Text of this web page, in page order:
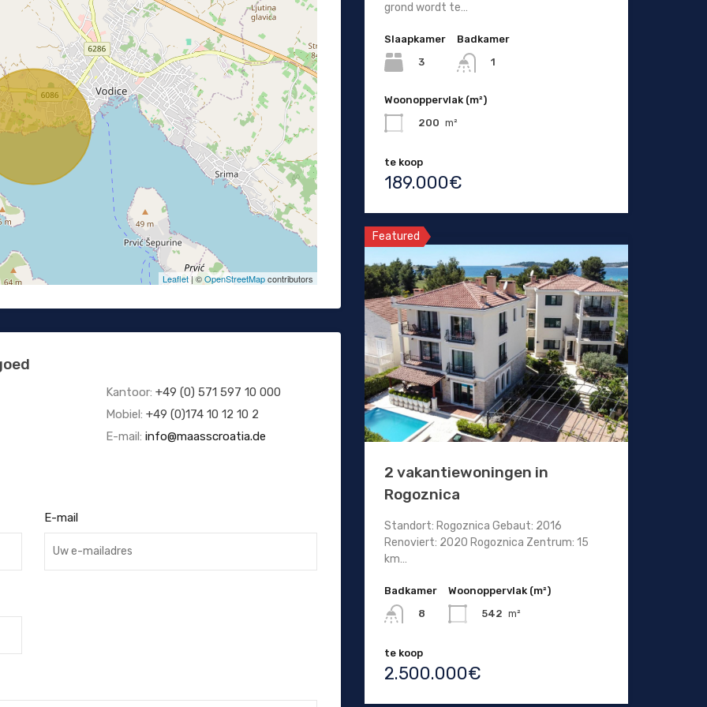
Leaflet| ©OpenStreetMapcontributors
Kantoor: +49 (0) 571 597 10 000
Mobiel: +49 (0)174 10 12 10 2
E-mail: info@maasscroatia.de
E-mail
grond wordt te…
Slaapkamer
3
Badkamer
1
Woonoppervlak (m²)
200 m²
te koop
189.000€
Featured
2 vakantiewoningen in
Rogoznica
Standort: Rogoznica Gebaut: 2016
Renoviert: 2020 Rogoznica Zentrum: 15
km…
Badkamer
8
Woonoppervlak (m²)
542 m²
te koop
2.500.000€